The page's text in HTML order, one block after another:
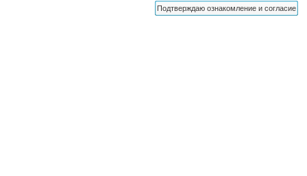
Подтверждаю ознакомление и согласие